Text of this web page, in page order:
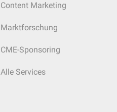
Content Marketing
Marktforschung
CME-Sponsoring
Alle Services